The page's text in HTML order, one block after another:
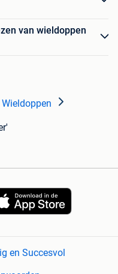
van wieldoppen
Wieldoppen
en Succesvol